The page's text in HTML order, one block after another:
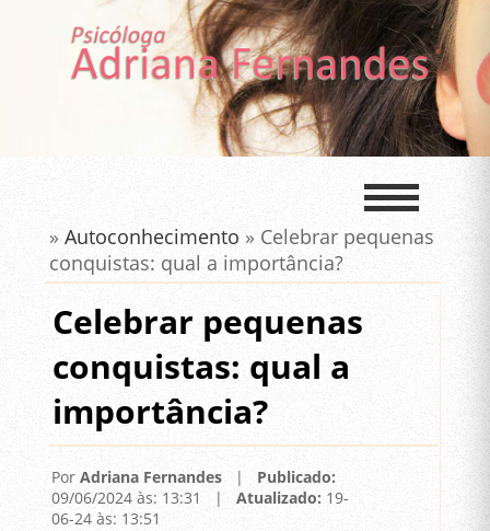
»Autoconhecimento » Celebrar pequenas
conquistas: qual a importância?
Celebrar pequenas
conquistas: qual a
importância?
Por Adriana Fernandes| Publicado:
09/06/2024 às: 13:31 | Atualizado: 19-
06-24 às: 13:51